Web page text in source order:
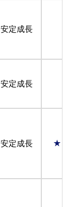
安定成長
安定成長
安定成長